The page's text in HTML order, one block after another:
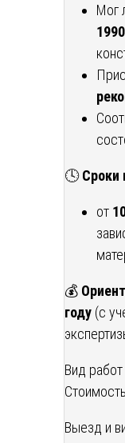
Мог
🕓Сроки
от
💰
году (с
Вид работ
Стоимость
Выезд и